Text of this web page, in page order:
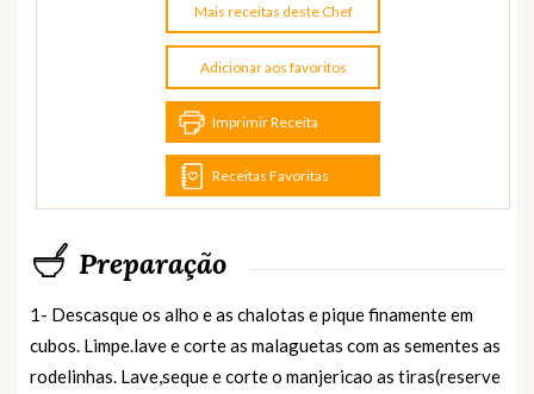
Mais receitas deste Chef
Adicionar aos favoritos
Imprimir Receita
Receitas Favoritas
Preparação
1- Descasque os alho e as chalotas e pique finamente em
cubos. Limpe.lave e corte as malaguetas com as sementes as
rodelinhas. Lave,seque e corte o manjericao as tiras(reserve